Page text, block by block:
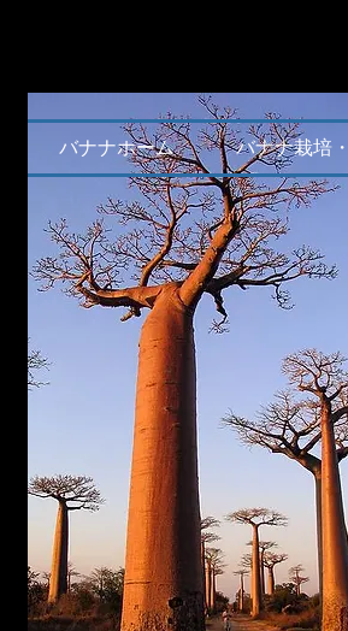
バナナホーム バナナ栽培